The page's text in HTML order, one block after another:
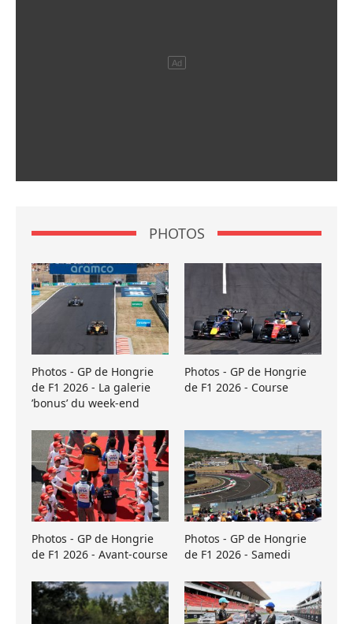
PHOTOS
Photos - GP de Hongrie
de F1 2026 - La galerie
’bonus’ du week-end
Photos - GP de Hongrie
de F1 2026 - Course
Photos - GP de Hongrie
de F1 2026 - Avant-course
Photos - GP de Hongrie
de F1 2026 - Samedi